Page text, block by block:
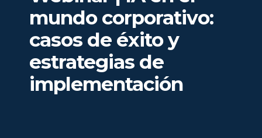
mundo corporativo:
casos de éxito y
estrategias de
implementación